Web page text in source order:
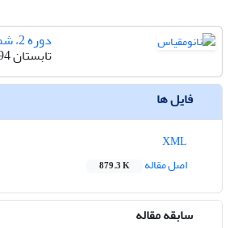
دوره 2، شماره 2
تابستان 1394
فایل ها
اصل مقاله
879.3 K
سابقه مقاله